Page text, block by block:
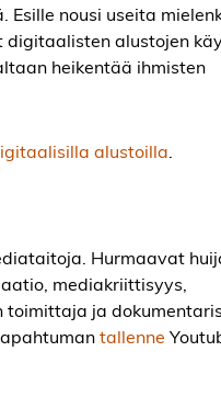
Esille nousi useita
alustojen
heikentää ihmisten
alustoilla
Hurmaavat
mediakriittisyys,
toimittaja ja
tallenne